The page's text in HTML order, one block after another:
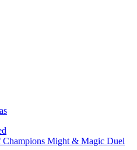
Might & Magic Duel